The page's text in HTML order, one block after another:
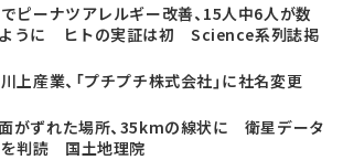
でピーナツアレルギー改善、15人中6人が数
うに ヒトの実証は初 Science系列誌掲
川上産業、「プチプチ株式会社」に社名変更
がずれた場所、35kmの線状に 衛星データ
を判読 国土地理院